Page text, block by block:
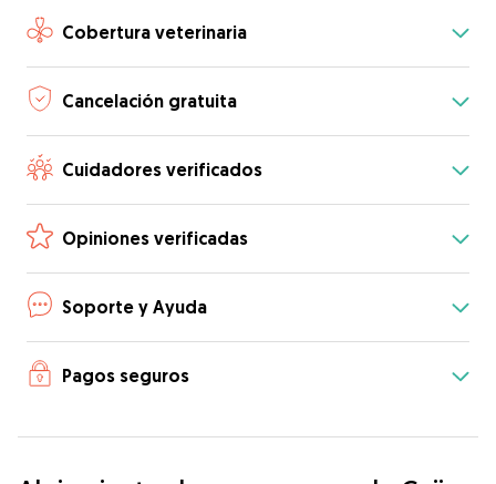
Cobertura veterinaria
Cancelación gratuita
Cuidadores verificados
Opiniones verificadas
Soporte y Ayuda
Pagos seguros